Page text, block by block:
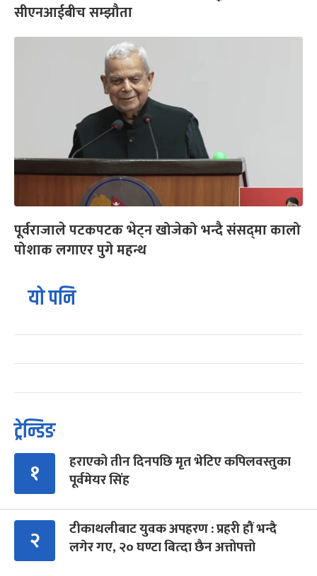
सीएनआईबीच सम्झौता
पूर्वराजाले पटकपटक भेट्न खोजेको भन्दै संसद्‌मा कालो
पोशाक लगाएर पुगे महन्थ
यो पनि
ट्रेन्डिङ
१
हराएको तीन दिनपछि मृत भेटिए कपिलवस्तुका
पूर्वमेयर सिंह
२
टीकाथलीबाट युवक अपहरण : प्रहरी हौं भन्दै
लगेर गए, २० घण्टा बित्दा छैन अत्तोपत्तो